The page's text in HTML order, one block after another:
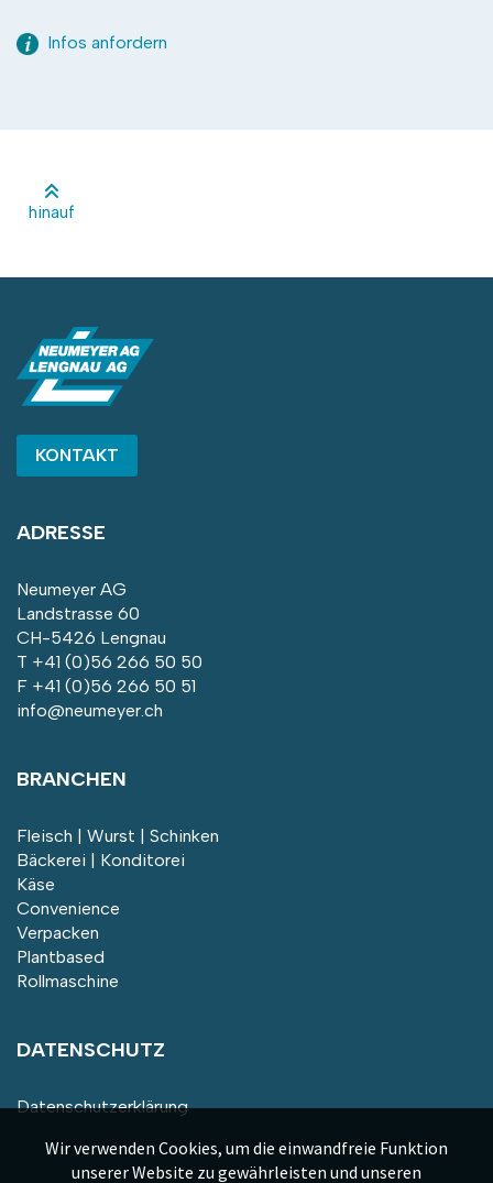
Infos anfordern
hinauf
KONTAKT
ADRESSE
Neumeyer AG
Landstrasse 60
CH-5426 Lengnau
T +41 (0)56 266 50 50
F +41 (0)56 266 50 51
info@neumeyer.ch
BRANCHEN
Fleisch | Wurst | Schinken
Bäckerei | Konditorei
Käse
Convenience
Verpacken
Plantbased
Rollmaschine
DATENSCHUTZ
Datenschutzerklärung
Wir verwenden Cookies, um die einwandfreie Funktion
unserer Website zu gewährleisten und unseren